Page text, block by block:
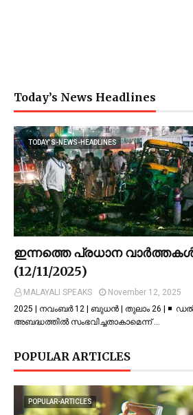
Today’s News Headlines
TODAY’S-NEWS-HEADLINES
ഇന്നത്തെ പ്രധാന വാർത്തകൾ
(12/11/2025)
MALAYALI SPEAKS
November 12, 2025
2025 | നവംബർ 12 | ബുധൻ | തുലാം 26 | ◾
അബദ്ധത്തില്‍ സംഭവിച്ചതാകാമെന്ന് …
POPULAR ARTICLES
POPULAR-ARTICLES